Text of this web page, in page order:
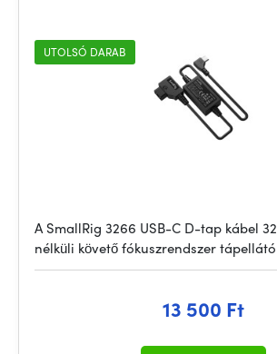
UTOLSÓ DARAB
A SmallRig 3266 USB-C D-tap kábel
nélküli követő fókuszrendszer tápellátó
13 500 Ft